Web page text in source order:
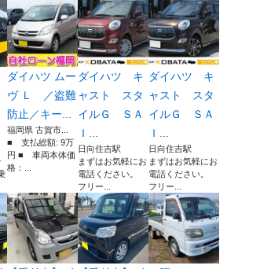
ダイハツ ムー
ヴ Ｌ ／盗難
防止／キー...
福岡県 古賀市...
■ 支払総額: 9万
円 ■ 車両本体価
格：...
ダイハツ キ
ャスト スタ
イルＧ ＳＡ
Ｉ...
日向住吉駅
まずはお気軽にお
電話ください。
フリー...
ダイハツ キ
ャスト スタ
イルＧ ＳＡ
Ｉ...
日向住吉駅
まずはお気軽にお
電話ください。
フリー...